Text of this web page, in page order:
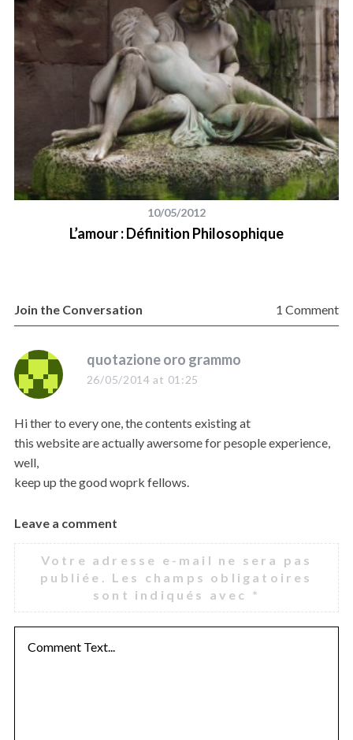
10/05/2012
L’amour : Définition Philosophique
Join the Conversation 1 Comment
s
a
s
:
quotazione oro grammo
26/05/2014 at 01:25
Hi ther to every one, the contents existing at
this website are actually awersome for pesople experience,
well,
keep up the good woprk fellows.
L
e
a
v
e
a
Leave a comment
Votre adresse e-mail ne sera pas
publiée. Les champs obligatoires
sont indiqués avec *